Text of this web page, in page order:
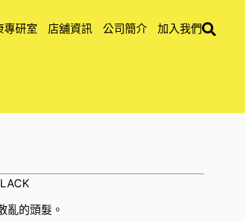
專研室 店舖資訊 公司簡介 加入我們
亂的頭髮。